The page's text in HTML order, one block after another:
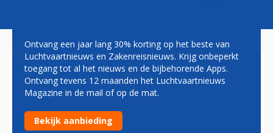
PASSAGIERSRECORD VOOR
MÜNCHEN AIRPORT IN
EERSTE HALFJAAR
Ontvang een jaar lang 30% korting op het beste van
Luchtvaartnieuws en Zakenreisnieuws. Krijg onbeperkt
toegang tot al het nieuws en de bijbehorende Apps.
Ontvang tevens 12 maanden het Luchtvaartnieuws
Magazine in de mail of op de mat.
Bekijk aanbieding